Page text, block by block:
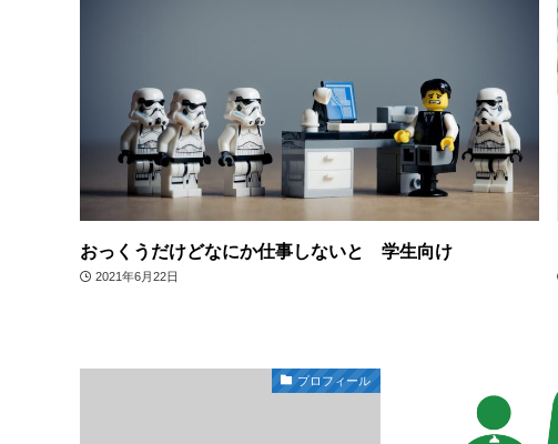
おっくうだけどなにか仕事しないと 学生向け
2021年6月22日
プロフィール